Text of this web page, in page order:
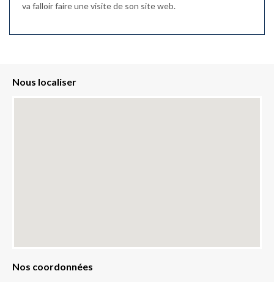
va falloir faire une visite de son site web.
Nous localiser
Nos coordonnées